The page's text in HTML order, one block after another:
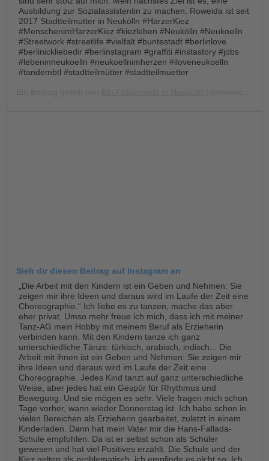
Ausbildung zur Sozialassistentin zu machen. Roweida ist seit
2017 Stadtteilmutter in Neukölln #HarzerKiez
#MenschenimHarzerKiez #kiezleben #Neukölln #Neukoelln
#Streetwork #streetlife #vielfalt #buntestadt #berlinlove
#berlinickliebedir #berlinstagram #graffiti #instastory #jobs
#lebeninneukoelln #neukoellnimherzen #iloveneukoelln
#tandembtl #stadtteilmütter #stadtteilmuetter
Sieh dir diesen Beitrag auf Instagram an
„Die Arbeit mit den Kindern ist ein Geben und Nehmen: Sie
zeigen mir ihre Ideen und daraus wird im Laufe der Zeit eine
Choreographie.“ Ich liebe es zu tanzen, mache das aber
eher privat. Umso mehr freue ich mich, dass ich mit meiner
Tanz-AG mein Hobby mit meinem Beruf als Erzieherin
verbinden kann. Mit den Kindern tanze ich ganz
unterschiedliche Tänze: türkisch, arabisch, indisch... Die
Arbeit mit ihnen ist ein Geben und Nehmen: Sie zeigen mir
ihre Ideen und daraus wird im Laufe der Zeit eine
Choreographie. Jedes Kind tanzt auf ganz unterschiedliche
Weise, aber jedes hat ein Gespür für Rhythmus und
Bewegung. Und sie mögen es sehr. Viele fragen mich schon
Tage vorher, wann wieder Donnerstag ist. Ich habe schon in
vielen Bereichen als Erzieherin gearbeitet, zuletzt in einem
Kinderladen. Dann hat mein Vater mir die Hans-Fallada-
Schule empfohlen. Da ist er selbst schon als Schüler
gewesen und hat viel Positives erzählt. Die Schule und der